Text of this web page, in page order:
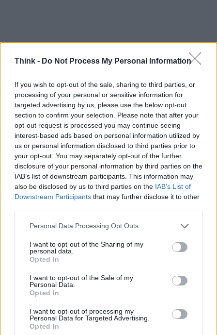
Think - Do Not Process My Personal Information
If you wish to opt-out of the sale, sharing to third parties, or
processing of your personal or sensitive information for
targeted advertising by us, please use the below opt-out
section to confirm your selection. Please note that after your
opt-out request is processed you may continue seeing
interest-based ads based on personal information utilized by
us or personal information disclosed to third parties prior to
your opt-out. You may separately opt-out of the further
disclosure of your personal information by third parties on the
IAB’s list of downstream participants. This information may
also be disclosed by us to third parties on the IAB’s List of
Downstream Participants that may further disclose it to other
Please note that this website/app uses one or more Google
not limited to your visit or usage behaviour. You may click to
grant or deny consent to Google and its third-party tags to
use your data for below specified purposes in below Google
consent section.
Personal Data Processing Opt Outs
I want to opt-out of the Sharing of my
personal data.
Opted In
I want to opt-out of the Sale of my
Personal Data.
Opted In
I want to opt-out of processing my
Personal Data for Targeted Advertising.
Opted In
Cosa cambia per chi compra una GPU
Per gli utenti finali la situazione ha due letture: da
un lato il volume di riparazioni in garanzia resta
contenuto rispetto al totale delle unità vendute, il
che suggerisce che i casi gravi non siano la norma;
dall’altro, l’aumento dei costi e dei tassi di guasto
spinge i produttori a rivedere processi, design e
procedure di assistenza. È probabile che non si
consumatori, ma la maggior attenzione sui
connettori e una gestione più prudente delle
finanziarie saranno elementi distintivi nei prossimi
bilanci aziendali.
AUTORE